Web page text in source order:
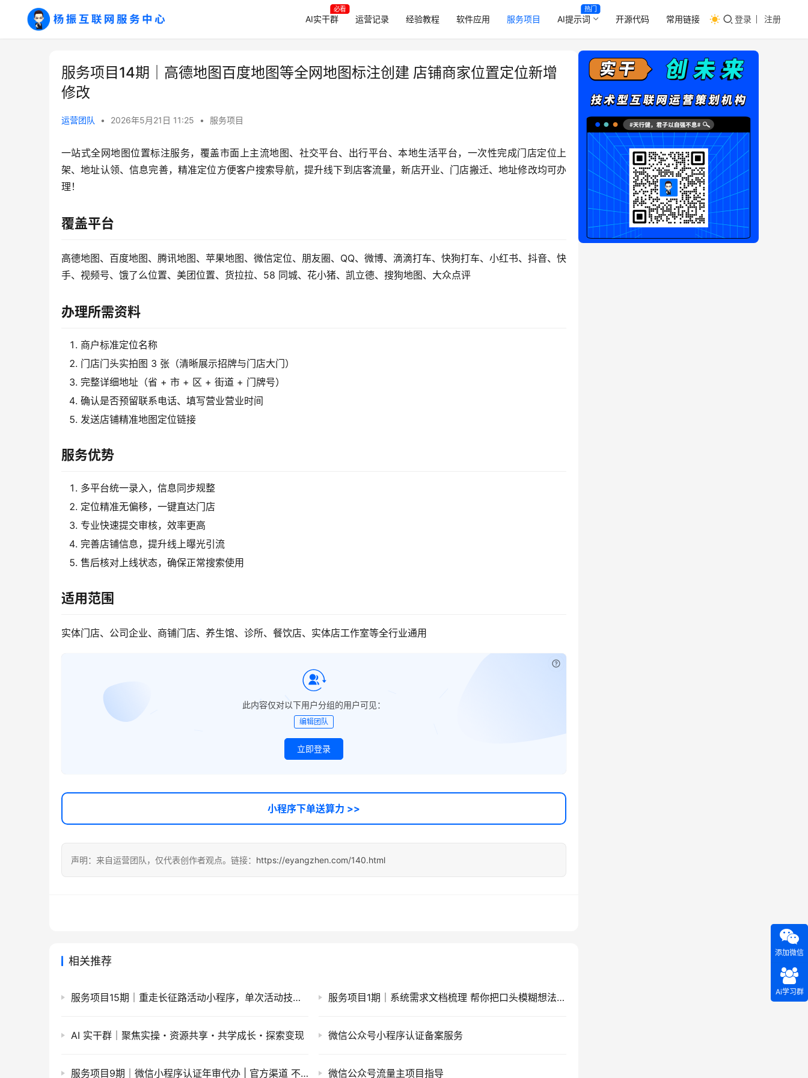
AI实干群
必看
运营记录 经验教程 软件应用 服务项目 AI提示词
热门
开源代码 常用链接 登录 注册
服务项目14期｜高德地图百度地图等全网地图标注创建 店铺商家位置定位新增
修改
运营团队 • 2026年5月21日 11:25 • 服务项目
一站式全网地图位置标注服务，覆盖市面上主流地图、社交平台、出行平台、本地生活平台，一次性完成门店定位上
架、地址认领、信息完善，精准定位方便客户搜索导航，提升线下到店客流量，新店开业、门店搬迁、地址修改均可办
理！
覆盖平台
高德地图、百度地图、腾讯地图、苹果地图、微信定位、朋友圈、QQ、微博、滴滴打车、快狗打车、小红书、抖音、快
手、视频号、饿了么位置、美团位置、货拉拉、58 同城、花小猪、凯立德、搜狗地图、大众点评
办理所需资料
商户标准定位名称
门店门头实拍图 3 张（清晰展示招牌与门店大门）
完整详细地址（省 + 市 + 区 + 街道 + 门牌号）
确认是否预留联系电话、填写营业营业时间
发送店铺精准地图定位链接
服务优势
多平台统一录入，信息同步规整
定位精准无偏移，一键直达门店
专业快速提交审核，效率更高
完善店铺信息，提升线上曝光引流
售后核对上线状态，确保正常搜索使用
适用范围
实体门店、公司企业、商铺门店、养生馆、诊所、餐饮店、实体店工作室等全行业通用
此内容仅对以下用户分组的用户可见：
编辑团队
立即登录
小程序下单送算力 >>
声明：来自运营团队，仅代表创作者观点。链接： https://eyangzhen.com/140.html
相关推荐
服务项目15期｜重走长征路活动小程序，单次活动技术支持 服务项目1期｜系统需求文档梳理 帮你把口头模糊想法变成开发文档
AI 实干群｜聚焦实操・资源共享・共学成长・探索变现 微信公众号小程序认证备案服务
服务项目9期｜微信小程序认证年审代办 | 官方渠道 不成功包退 微信公众号流量主项目指导
添加微信
Ai学习群